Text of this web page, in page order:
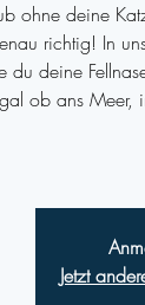
ohne deine
richtig! In
du deine
ob ans Meer,
Jetzt